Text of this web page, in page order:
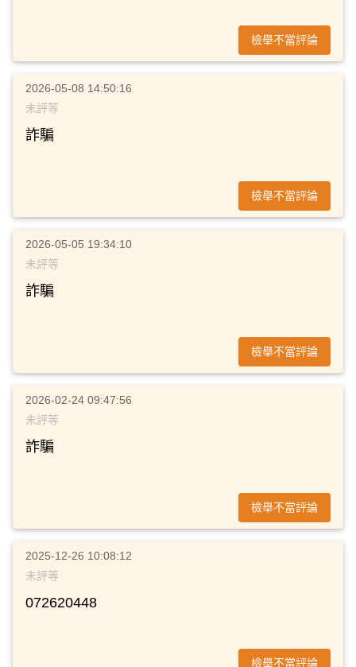
檢舉不當評論
2026-05-08 14:50:16
未評等
詐騙
檢舉不當評論
2026-05-05 19:34:10
未評等
詐騙
檢舉不當評論
2026-02-24 09:47:56
未評等
詐騙
檢舉不當評論
2025-12-26 10:08:12
未評等
072620448
檢舉不當評論